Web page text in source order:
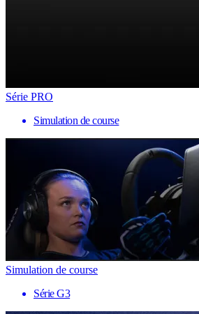
Série PRO
Simulation de course
Simulation de course
Série G3